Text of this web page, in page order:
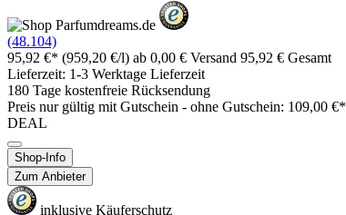
(48.104)
95,92 €* (959,20 €/l) ab 0,00 € Versand 95,92 € Gesamt
Lieferzeit: 1-3 Werktage Lieferzeit
180 Tage kostenfreie Rücksendung
Preis nur gültig mit Gutschein - ohne Gutschein: 109,00 €*
DEAL
Shop-Info
Zum Anbieter
inklusive Käuferschutz